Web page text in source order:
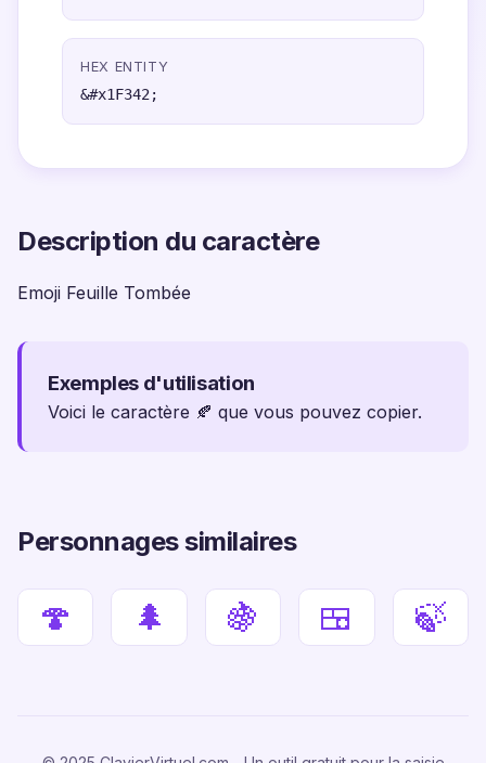
HEX ENTITY
&#x1F342;
Description du caractère
Emoji Feuille Tombée
Exemples d'utilisation
Voici le caractère 🍂 que vous pouvez copier.
Personnages similaires
🍄 🌲 🍇 🍱 🍃